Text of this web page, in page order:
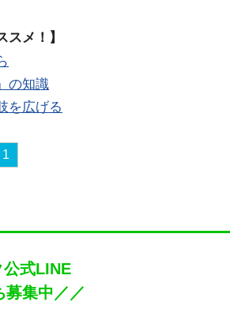
スメ！】
の知識
を広げる
1
式LINE
募集中／／